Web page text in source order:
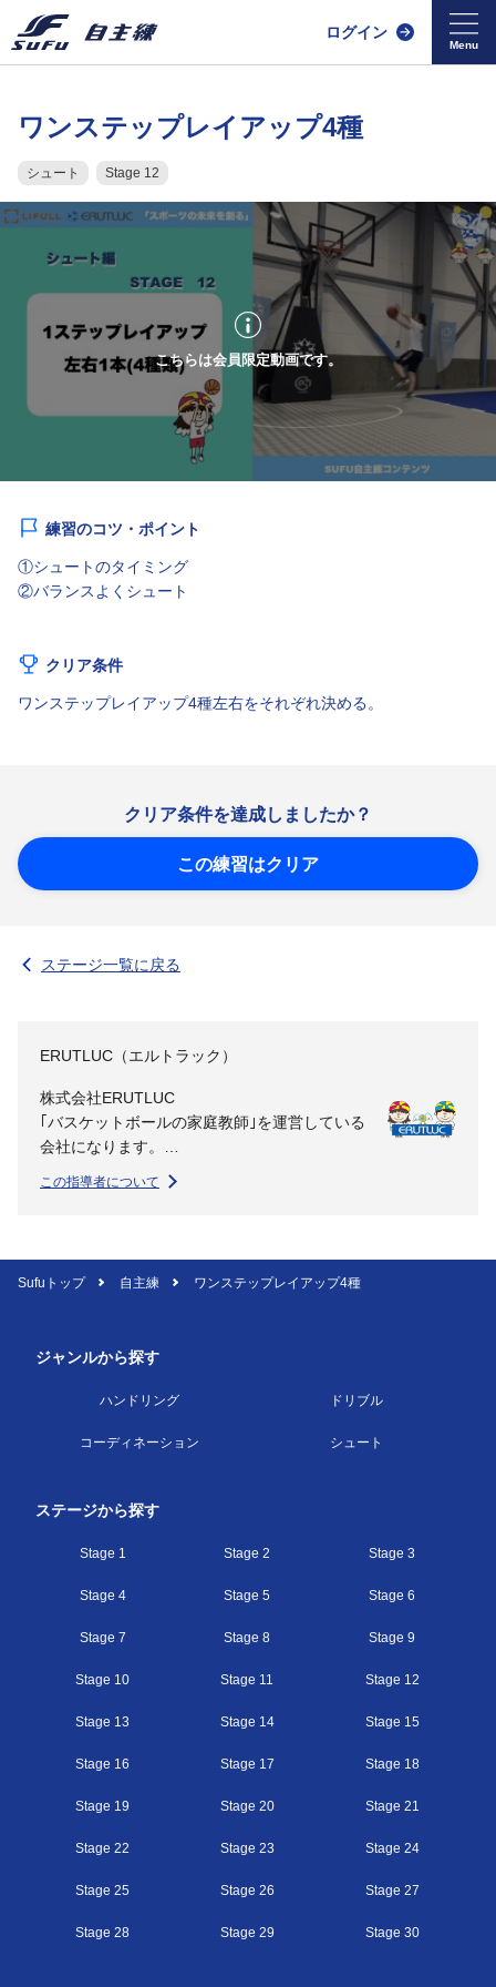
ログイン
ワンステップレイアップ4種
シュート Stage 12
こちらは会員限定動画です。
練習のコツ・ポイント
①シュートのタイミング
②バランスよくシュート
クリア条件
ワンステップレイアップ4種左右をそれぞれ決める。
クリア条件を達成しましたか？
この練習はクリア
ステージ一覧に戻る
ERUTLUC（エルトラック）
株式会社ERUTLUC
｢バスケットボールの家庭教師｣を運営している
会社になります。
を目指す環境を提供する
2.チームスポーツだからこそできることで教育
3.世界で最もビジョナリーなコーチチームを作
この指導者について
Sufuトップ 自主練 ワンステップレイアップ4種
ジャンルから探す
ハンドリング ドリブル
コーディネーション シュート
ステージから探す
Stage 1 Stage 2 Stage 3
Stage 4 Stage 5 Stage 6
Stage 7 Stage 8 Stage 9
Stage 10 Stage 11 Stage 12
Stage 13 Stage 14 Stage 15
Stage 16 Stage 17 Stage 18
Stage 19 Stage 20 Stage 21
Stage 22 Stage 23 Stage 24
Stage 25 Stage 26 Stage 27
Stage 28 Stage 29 Stage 30